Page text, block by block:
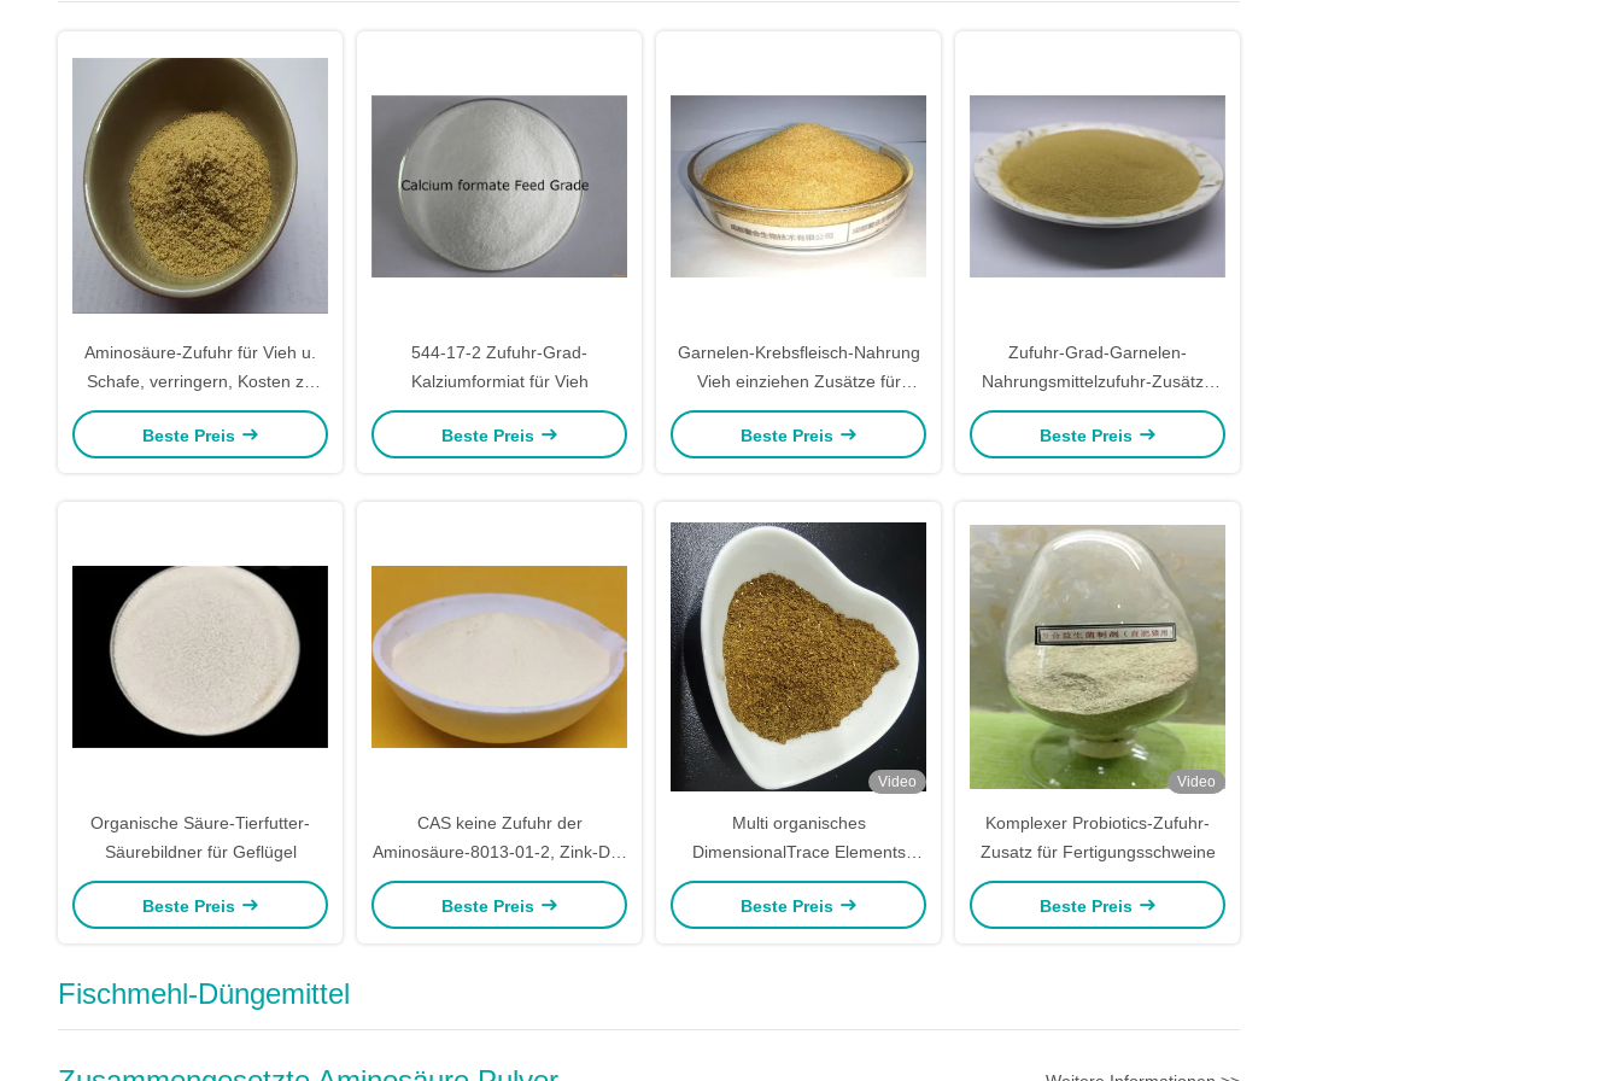
Aminosäure-Zufuhr für Vieh u.
Schafe, verringern, Kosten zu
züchten
Beste Preis
544-17-2 Zufuhr-Grad-
Kalziumformiat für Vieh
Beste Preis
Garnelen-Krebsfleisch-Nahrung
Vieh einziehen Zusätze für
Züchtung
Beste Preis
Zufuhr-Grad-Garnelen-
Nahrungsmittelzufuhr-Zusätze
für Aquarium
Beste Preis
Organische Säure-Tierfutter-
Säurebildner für Geflügel
Beste Preis
CAS keine Zufuhr der
Aminosäure-8013-01-2, Zink-DL-
Methionin-Aminosäure cheliert
Beste Preis
Video
Multi organisches
DimensionalTrace Elements
Amino Acid Feed für
Fertigungsschweine
Beste Preis
Video
Komplexer Probiotics-Zufuhr-
Zusatz für Fertigungsschweine
Beste Preis
Fischmehl-Düngemittel